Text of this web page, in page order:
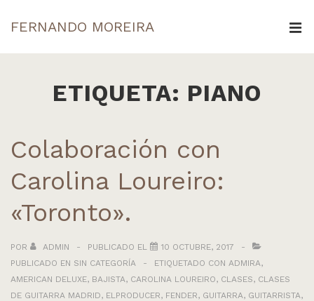
Saltar
al
FERNANDO MOREIRA
principalETIQUETA: PIANO
Colaboración con
Carolina Loureiro:
«Toronto».
POR ADMIN PUBLICADO EL
10 OCTUBRE, 2017
PUBLICADO EN SIN CATEGORÍA ETIQUETADO CON ADMIRA,
AMERICAN DELUXE, BAJISTA, CAROLINA LOUREIRO, CLASES, CLASES
DE GUITARRA MADRID, ELPRODUCER, FENDER, GUITARRA, GUITARRISTA,